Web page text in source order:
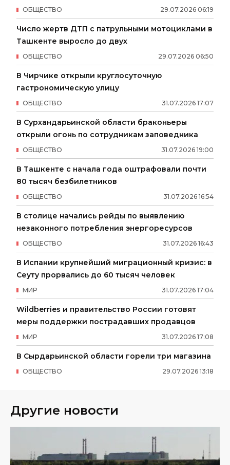
29.07.2026 06:19
ОБЩЕСТВО
Число жертв ДТП с патрульными мотоциклами в
Ташкенте выросло до двух
29.07.2026 06:50
ОБЩЕСТВО
В Чирчике открыли круглосуточную
гастрономическую улицу
31.07.2026 17:07
ОБЩЕСТВО
В Сурхандарьинской области браконьеры
открыли огонь по сотрудникам заповедника
31.07.2026 19:00
ОБЩЕСТВО
В Ташкенте с начала года оштрафовали почти
80 тысяч безбилетников
31.07.2026 16:54
ОБЩЕСТВО
В столице начались рейды по выявлению
незаконного потребления энергоресурсов
31.07.2026 16:43
ОБЩЕСТВО
В Испании крупнейший миграционный кризис: в
Сеуту прорвались до 60 тысяч человек
31.07.2026 17:04
МИР
Wildberries и правительство России готовят
меры поддержки пострадавших продавцов
31.07.2026 17:08
МИР
В Сырдарьинской области горели три магазина
29.07.2026 13:18
ОБЩЕСТВО
Другие новости